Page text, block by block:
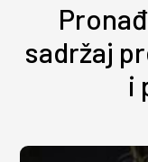
sadržaj
i